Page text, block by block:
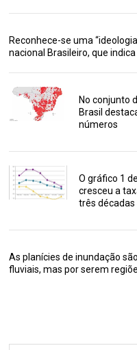
Reconhece-se uma
nacional Brasileiro, que
No conjunto
Brasil
números
O gráfico 1
cresceu a
três décadas
As planícies de inundação
fluviais, mas por serem